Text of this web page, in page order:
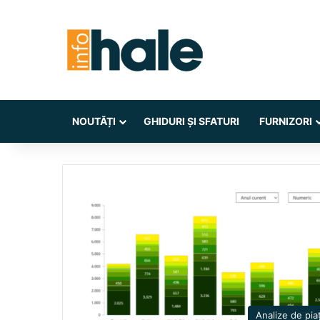
NOUTĂȚI GHIDURI ȘI SFATURI FURNIZORI
Analize de